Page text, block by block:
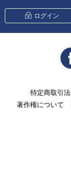
ログイン
特定商取引
著作権について